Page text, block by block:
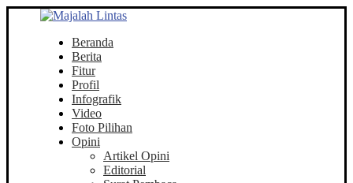
Beranda
Berita
Fitur
Profil
Infografik
Video
Foto Pilihan
Opini
Artikel Opini
Editorial